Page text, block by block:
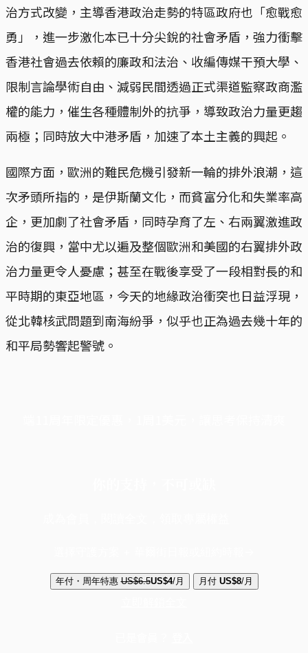
治方式改變，主導香港政治走勢的特區政府也「愈戰愈
勇」，進一步激化本已十分尖銳的社會矛盾，強力衝擊
香港社會過去依賴的廉政和法治、收編傳媒干預大學、
限制言論學術自由、減弱民間透過正式渠道監察政商濫
權的能力，催生各種體制外的抗爭，導致政治力量更趨
兩極；同時放大中港矛盾，加速了本土主義的興起。
國際方面，歐洲的難民危機引發新一輪的排外浪潮，這
次矛頭所指的，是伊斯蘭文化，而貧富分化和失業率高
企，更加劇了社會矛盾，同時孕育了左、右兩翼激進政
治的復興，當中尤以遍及整個歐洲和美國的右翼排外政
治力量更令人憂慮；甚至在戰後享受了一段相對長的和
平時期的東亞地區，今天的地緣政治衝突也日益浮現，
從北韓核武問題到南海紛爭，似乎也正為過去幾十年的
和平局勢響起警號。
年付・周年特惠 US$6.5US$4/月 月付 US$8/月